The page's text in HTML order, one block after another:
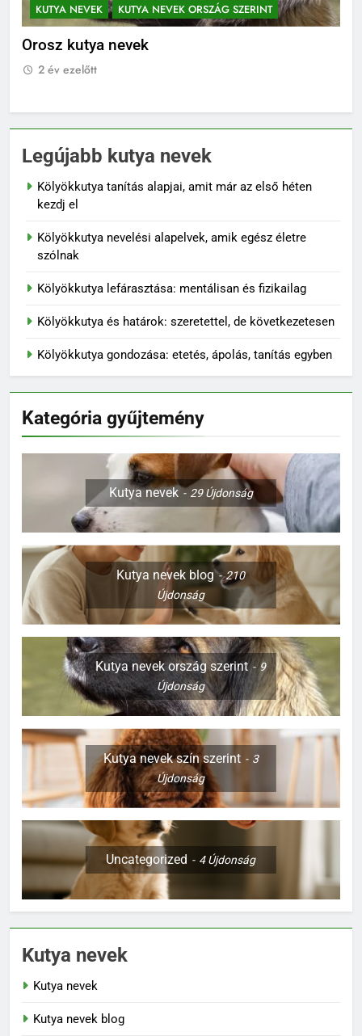
KUTYA NEVEK KUTYA NEVEK ORSZÁG SZERINT
Orosz kutya nevek
2 év ezelőtt
Legújabb kutya nevek
Kölyökkutya tanítás alapjai, amit már az első héten
kezdj el
Kölyökkutya nevelési alapelvek, amik egész életre
szólnak
Kölyökkutya lefárasztása: mentálisan és fizikailag
Kölyökkutya és határok: szeretettel, de következetesen
Kölyökkutya gondozása: etetés, ápolás, tanítás egyben
Kategória gyűjtemény
Kutya nevek 29Újdonság
Kutya nevek blog
210
Újdonság
Kutya nevek ország szerint
9
Újdonság
Kutya nevek szín szerint
3
Újdonság
Uncategorized 4Újdonság
Kutya nevek
Kutya nevek
Kutya nevek blog